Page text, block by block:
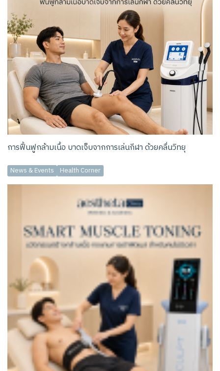
การฟื้นฟูกล้ามเนื้อ บาดเจ็บจากการเล่นกีฬา ด้วยคลื่นวิทยุ
News & Events Health Corner